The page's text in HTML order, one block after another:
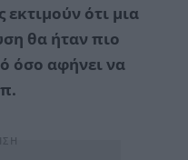
ότι μια
θα ήταν πιο
όσο αφήνει να